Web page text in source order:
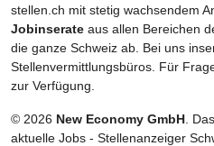
stellen.ch mit stetig wachsendem
Jobinserate aus allen Bereichen
die ganze Schweiz ab. Bei uns
Stellenvermittlungsbüros. Für
zur Verfügung.
© 2026 New Economy GmbH.
aktuelle Jobs - Stellenanzeiger